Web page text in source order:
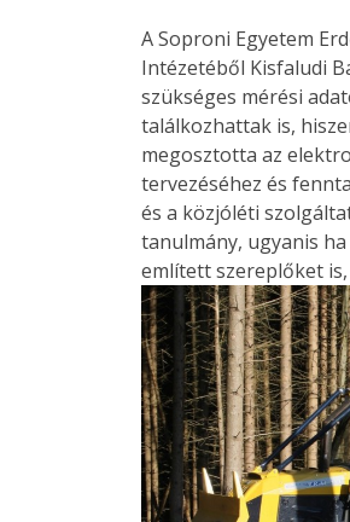
A Soproni Egyetem
Intézetéből Kisfaludi
szükséges mérési
találkozhattak is,
megosztotta az
tervezéséhez és
és a közjóléti
tanulmány, ugyanis
említett szereplőket